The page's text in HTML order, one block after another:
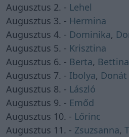
Augusztus 2. - Lehel
Augusztus 3. - Hermina
Augusztus 4. - Dominika,
Augusztus 5. - Krisztina
Augusztus 6. - Berta, Bettina
Augusztus 7. - Ibolya, Donát
Augusztus 8. - László
Augusztus 9. - Emőd
Augusztus 10. - Lőrinc
Augusztus 11. - Zsuzsanna,